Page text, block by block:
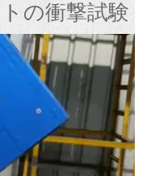
の衝撃試験